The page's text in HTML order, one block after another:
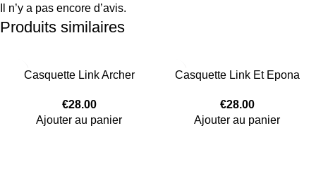
Il n’y a pas encore d’avis.
Produits similaires
Casquette Link Archer
€28.00
Ajouter au panier
Casquette Link Et Epona
€28.00
Ajouter au panier